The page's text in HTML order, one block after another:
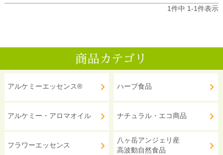
1件中 1-1件表示
アルケミーエッセンス®
アルケミー・アロマオイル
フラワーエッセンス
ハーブ食品
ナチュラル・エコ商品
八ヶ岳アンジェリ産
高波動自然食品